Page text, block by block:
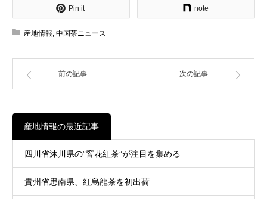
Pin it note
産地情報, 中国茶ニュース
前の記事 次の記事
産地情報の最近記事
四川省沐川県の”窨花紅茶”が注目を集める
貴州省思南県、紅烏龍茶を初出荷